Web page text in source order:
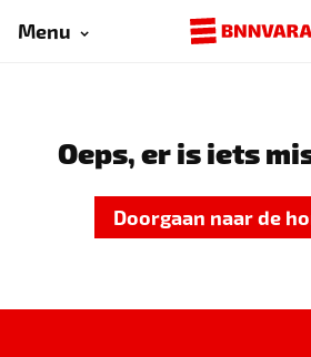
Menu
Oeps, er is iets
Doorgaan naar de